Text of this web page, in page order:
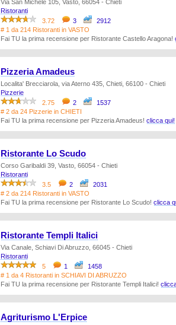
Via San Michele 105, Vasto, 66054 - Chieti
Ristoranti
3.72
3
2912
# 1 da 214 Ristoranti in VASTO
Fai TU la prima recensione per Ristorante Castello Aragona!
Pizzeria Amadeus
Localita' Brecciarola, via Aterno 435, Chieti, 66100 - Chieti
Pizzerie
2.75
2
1537
# 2 da 24 Pizzerie in CHIETI
Fai TU la prima recensione per Pizzeria Amadeus! clicca qui!
Ristorante Lo Scudo
Corso Garibaldi 39, Vasto, 66054 - Chieti
Ristoranti
3.5
2
2031
# 2 da 214 Ristoranti in VASTO
Fai TU la prima recensione per Ristorante Lo Scudo! clicca
Ristorante Templi Italici
Via Canale, Schiavi Di Abruzzo, 66045 - Chieti
Ristoranti
5
1
1458
# 1 da 4 Ristoranti in SCHIAVI DI ABRUZZO
Fai TU la prima recensione per Ristorante Templi Italici!
Agriturismo L'Erpice